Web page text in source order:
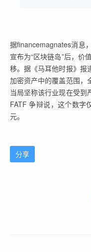
据financemagnates消息
宣布为“区块链岛”后，价
移。据《马耳他时报》报
加密资产中的覆盖范围，
当局坚称该行业现在受到
FATF 争辩说，这个数字
元。
分享